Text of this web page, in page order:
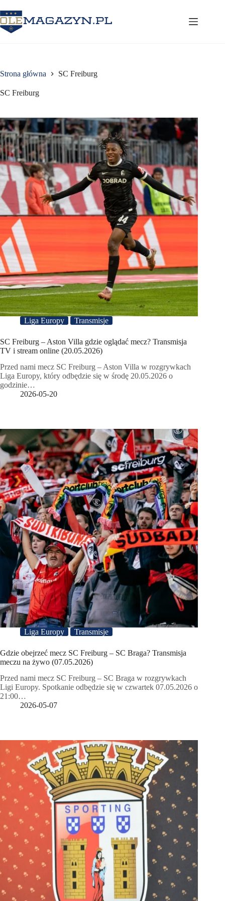
do
treści
Strona główna SC Freiburg
SC Freiburg
Liga Europy Transmisje
SC Freiburg – Aston Villa gdzie oglądać mecz? Transmisja
TV i stream online (20.05.2026)
Przed nami mecz SC Freiburg – Aston Villa w rozgrywkach
Liga Europy, który odbędzie się w środę 20.05.2026 o
godzinie…
2026-05-20
Liga Europy Transmisje
Gdzie obejrzeć mecz SC Freiburg – SC Braga? Transmisja
meczu na żywo (07.05.2026)
Przed nami mecz SC Freiburg – SC Braga w rozgrywkach
Ligi Europy. Spotkanie odbędzie się w czwartek 07.05.2026 o
21:00…
2026-05-07